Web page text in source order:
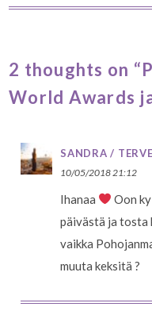
2 thoughts on
World Awards
SANDRA /
10/05/2018 21:12
Ihanaa
Oon
päivästä ja tosta
vaikka
muuta keksitä ?